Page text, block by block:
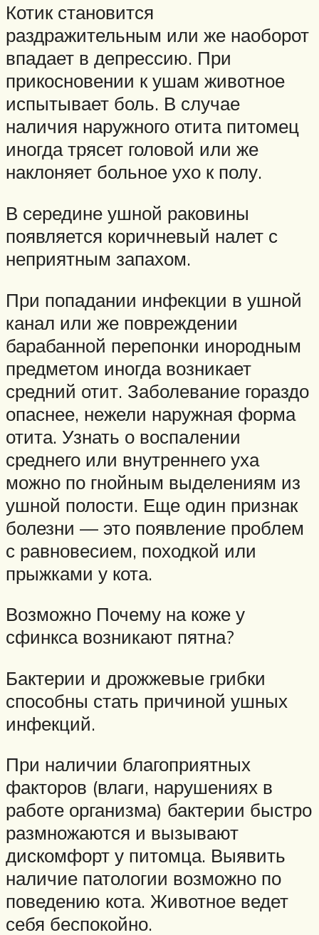
Котик становится
раздражительным или же наоборот
впадает в депрессию. При
прикосновении к ушам животное
испытывает боль. В случае
наличия наружного отита питомец
иногда трясет головой или же
наклоняет больное ухо к полу.
В середине ушной раковины
появляется коричневый налет с
неприятным запахом.
При попадании инфекции в ушной
канал или же повреждении
барабанной перепонки инородным
предметом иногда возникает
средний отит. Заболевание гораздо
опаснее, нежели наружная форма
отита. Узнать о воспалении
среднего или внутреннего уха
можно по гнойным выделениям из
ушной полости. Еще один признак
болезни — это появление проблем
с равновесием, походкой или
прыжками у кота.
Возможно Почему на коже у
сфинкса возникают пятна?
Бактерии и дрожжевые грибки
способны стать причиной ушных
инфекций.
При наличии благоприятных
факторов (влаги, нарушениях в
работе организма) бактерии быстро
размножаются и вызывают
дискомфорт у питомца. Выявить
наличие патологии возможно по
поведению кота. Животное ведет
себя беспокойно.